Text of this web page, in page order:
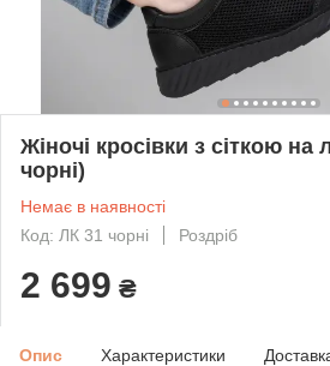
Жіночі кросівки з сіткою на
чорні)
Немає в наявності
Код: ЛК 31 чорні
Роздріб
2 699 ₴
Опис Характеристики